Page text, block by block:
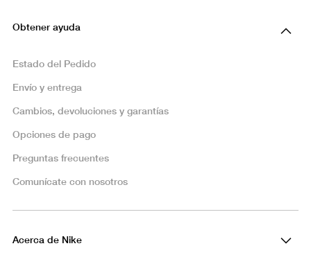
Obtener ayuda
Estado del Pedido
Envío y entrega
Cambios, devoluciones y garantías
Opciones de pago
Preguntas frecuentes
Comunícate con nosotros
Acerca de Nike